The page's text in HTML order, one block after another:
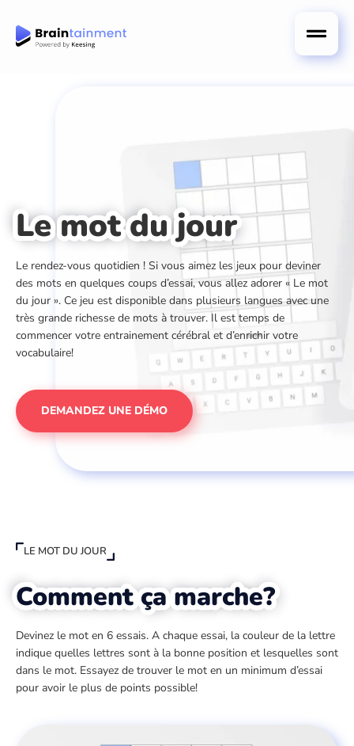
Le mot du jour
Le rendez-vous quotidien ! Si vous aimez les jeux pour deviner
des mots en quelques coups d’essai, vous allez adorer « Le mot
du jour ». Ce jeu est disponible dans plusieurs langues avec une
très grande richesse de mots à trouver. Il est temps de
commencer votre entrainement cérébral et d’enrichir votre
vocabulaire!
DEMANDEZ UNE DÉMO
LE MOT DU JOUR
Comment ça marche?
Devinez le mot en 6 essais. A chaque essai, la couleur de la lettre
indique quelles lettres sont à la bonne position et lesquelles sont
dans le mot. Essayez de trouver le mot en un minimum d’essai
pour avoir le plus de points possible!